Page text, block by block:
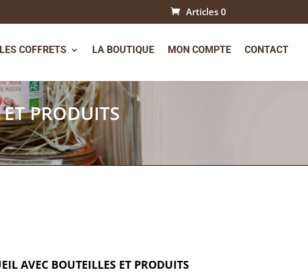
Articles 0
LES COFFRETS LA BOUTIQUE MON COMPTE CONTACT
PRODUITS
AVEC BOUTEILLES ET PRODUITS